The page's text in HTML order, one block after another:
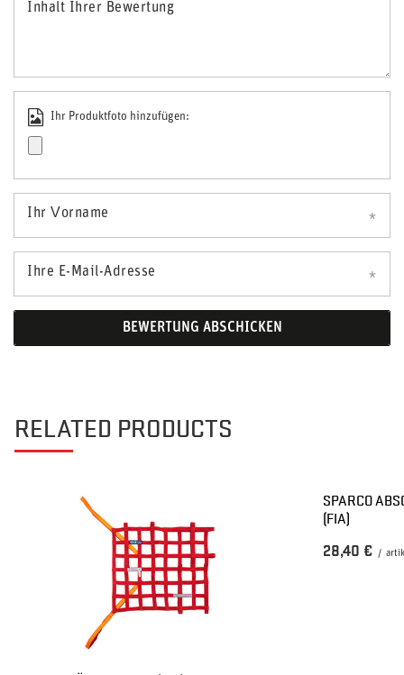
Inhalt Ihrer Bewertung
Ihr Produktfoto hinzufügen:
Ihr Vorname
Ihre E-Mail-Adresse
BEWERTUNG ABSCHICKEN
RELATED PRODUCTS
SPARCO
(FIA)
28,40 € /